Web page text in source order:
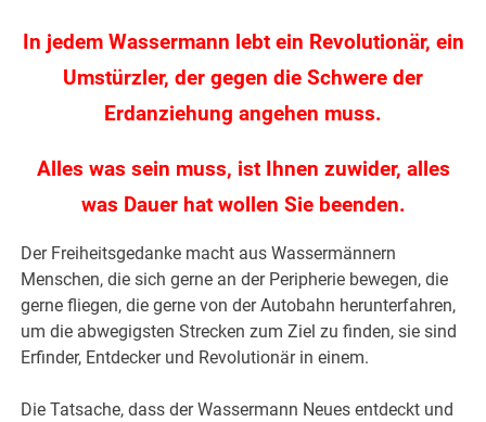
In jedem Wassermann lebt ein Revolutionär, ein
Umstürzler, der gegen die Schwere der
Erdanziehung angehen muss.
Alles was sein muss, ist Ihnen zuwider, alles
was Dauer hat wollen Sie beenden.
Der Freiheitsgedanke macht aus Wassermännern
Menschen, die sich gerne an der Peripherie bewegen, die
gerne fliegen, die gerne von der Autobahn herunterfahren,
um die abwegigsten Strecken zum Ziel zu finden, sie sind
Erfinder, Entdecker und Revolutionär in einem.
Die Tatsache, dass der Wassermann Neues entdeckt und